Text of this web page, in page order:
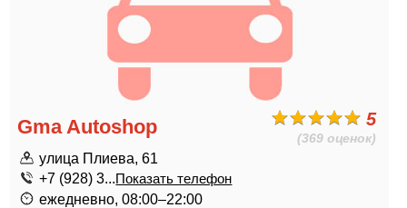
5
(369 оценок)
Gma Autoshop
улица Плиева, 61
+7 (928) 3...Показать телефон
ежедневно, 08:00–22:00